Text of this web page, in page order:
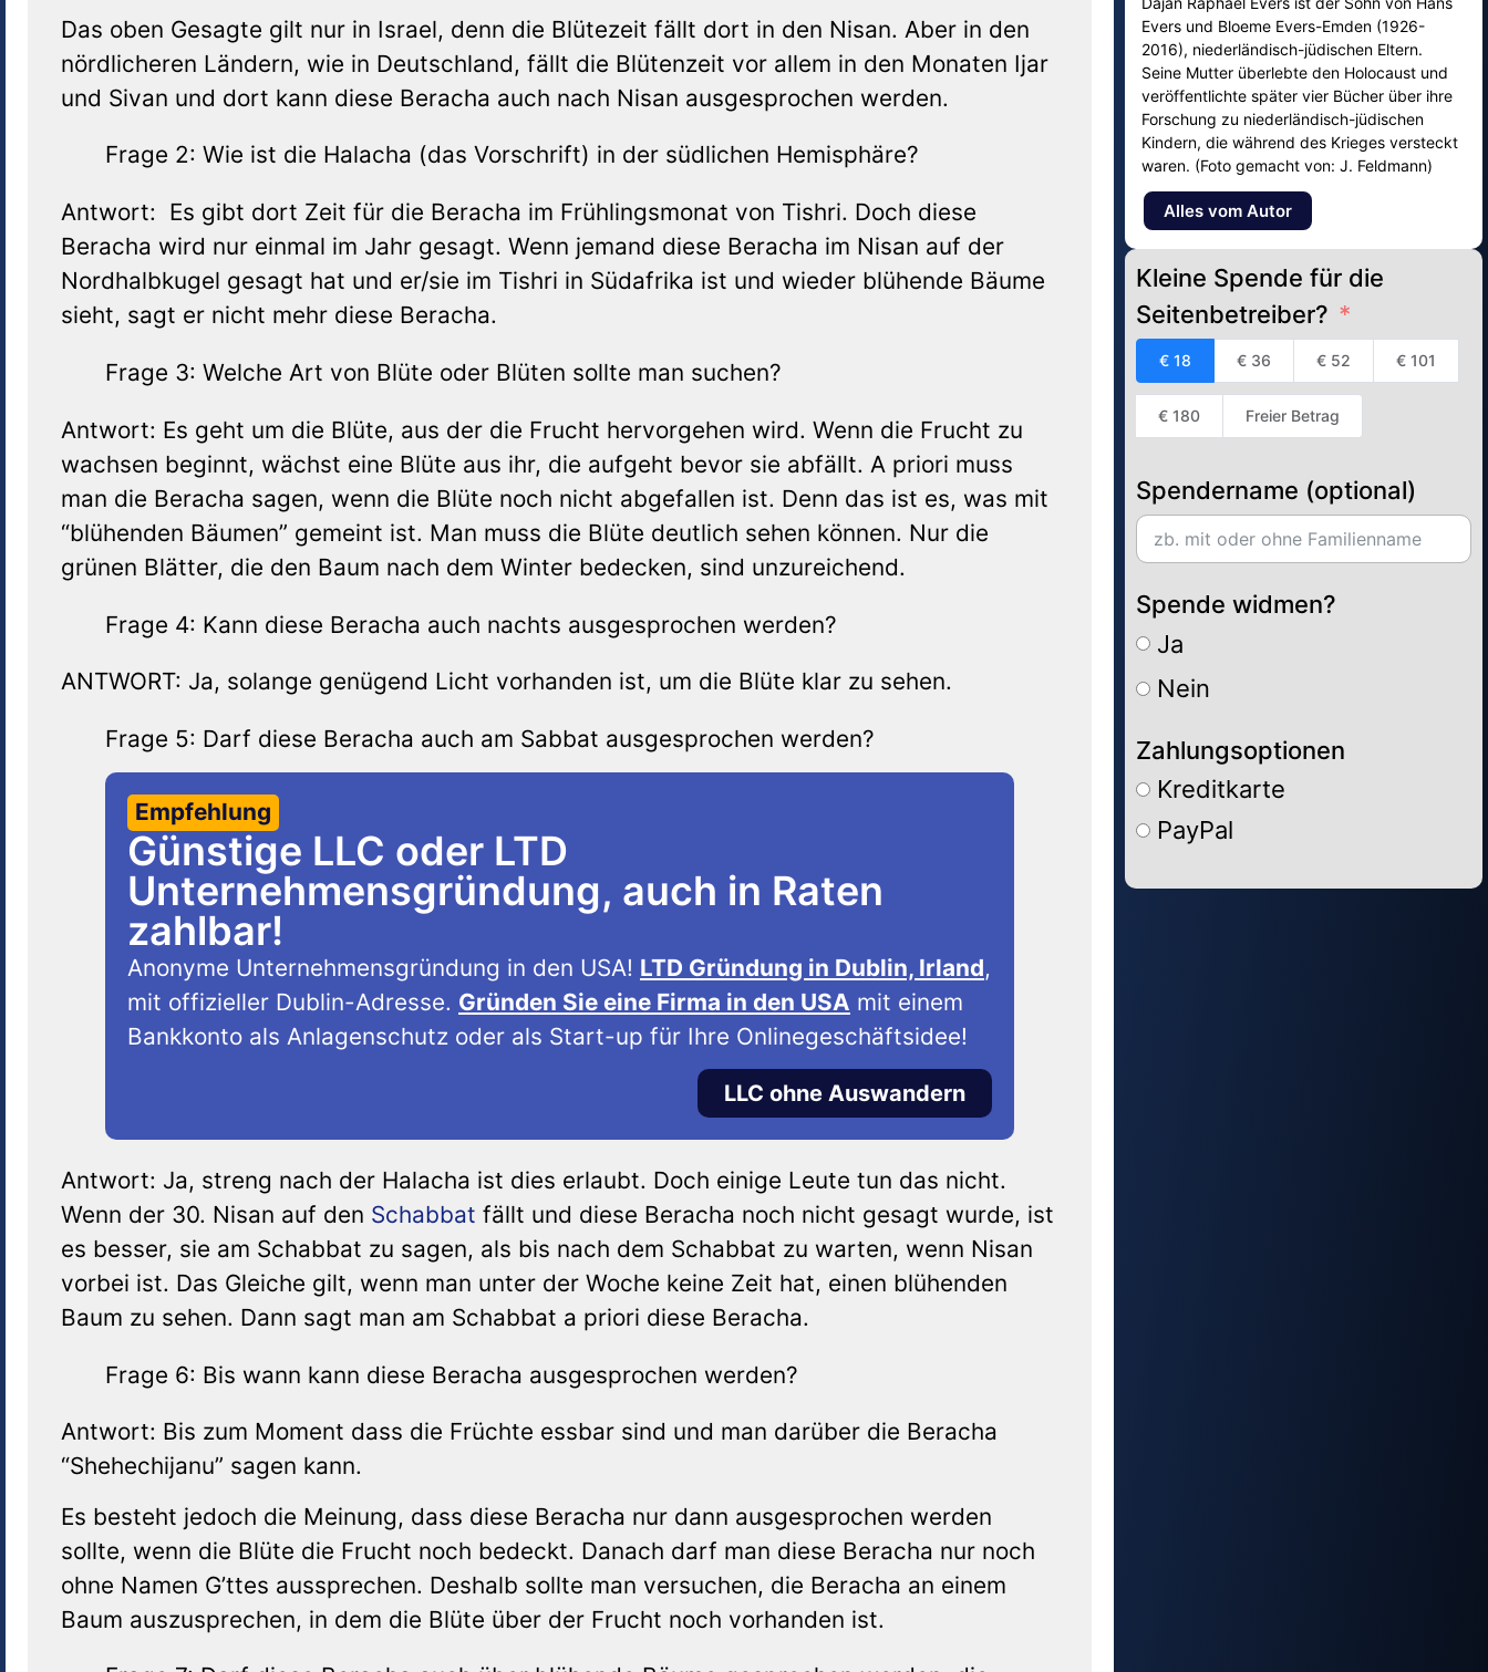
Das oben Gesagte gilt nur in Israel, denn die Blütezeit fällt dort in den Nisan. Aber in den
nördlicheren Ländern, wie in Deutschland, fällt die Blütenzeit vor allem in den Monaten Ijar
und Sivan und dort kann diese Beracha auch nach Nisan ausgesprochen werden.
Frage 2: Wie ist die Halacha (das Vorschrift) in der südlichen Hemisphäre?
Antwort: Es gibt dort Zeit für die Beracha im Frühlingsmonat von Tishri. Doch diese
Beracha wird nur einmal im Jahr gesagt. Wenn jemand diese Beracha im Nisan auf der
Nordhalbkugel gesagt hat und er/sie im Tishri in Südafrika ist und wieder blühende Bäume
sieht, sagt er nicht mehr diese Beracha.
Frage 3: Welche Art von Blüte oder Blüten sollte man suchen?
Antwort: Es geht um die Blüte, aus der die Frucht hervorgehen wird. Wenn die Frucht zu
wachsen beginnt, wächst eine Blüte aus ihr, die aufgeht bevor sie abfällt. A priori muss
man die Beracha sagen, wenn die Blüte noch nicht abgefallen ist. Denn das ist es, was mit
“blühenden Bäumen” gemeint ist. Man muss die Blüte deutlich sehen können. Nur die
grünen Blätter, die den Baum nach dem Winter bedecken, sind unzureichend.
Frage 4: Kann diese Beracha auch nachts ausgesprochen werden?
ANTWORT: Ja, solange genügend Licht vorhanden ist, um die Blüte klar zu sehen.
Frage 5: Darf diese Beracha auch am Sabbat ausgesprochen werden?
Empfehlung
Günstige LLC oder LTD
Unternehmensgründung, auch in Raten
zahlbar!
Anonyme Unternehmensgründung in den USA! LTD Gründung in Dublin, Irland,
mit offizieller Dublin-Adresse. Gründen Sie eine Firma in den USA mit einem
Bankkonto als Anlagenschutz oder als Start-up für Ihre Onlinegeschäftsidee!
LLC ohne Auswandern
Antwort: Ja, streng nach der Halacha ist dies erlaubt. Doch einige Leute tun das nicht.
Wenn der 30. Nisan auf den Schabbat fällt und diese Beracha noch nicht gesagt wurde, ist
es besser, sie am Schabbat zu sagen, als bis nach dem Schabbat zu warten, wenn Nisan
vorbei ist. Das Gleiche gilt, wenn man unter der Woche keine Zeit hat, einen blühenden
Baum zu sehen. Dann sagt man am Schabbat a priori diese Beracha.
Frage 6: Bis wann kann diese Beracha ausgesprochen werden?
Antwort: Bis zum Moment dass die Früchte essbar sind und man darüber die Beracha
“Shehechijanu” sagen kann.
Es besteht jedoch die Meinung, dass diese Beracha nur dann ausgesprochen werden
sollte, wenn die Blüte die Frucht noch bedeckt. Danach darf man diese Beracha nur noch
ohne Namen G’ttes aussprechen. Deshalb sollte man versuchen, die Beracha an einem
Baum auszusprechen, in dem die Blüte über der Frucht noch vorhanden ist.
Evers und Bloeme Evers-Emden (1926-
2016), niederländisch-jüdischen Eltern.
Seine Mutter überlebte den Holocaust und
veröffentlichte später vier Bücher über ihre
Forschung zu niederländisch-jüdischen
Kindern, die während des Krieges versteckt
waren. (Foto gemacht von: J. Feldmann)
Alles vom Autor
Kleine Spende für die
Seitenbetreiber?
€ 18 € 36 € 52 € 101
€ 180 Freier Betrag
Spendername (optional)
Spende widmen?
Ja
Nein
Zahlungsoptionen
Kreditkarte
PayPal
Alternative: